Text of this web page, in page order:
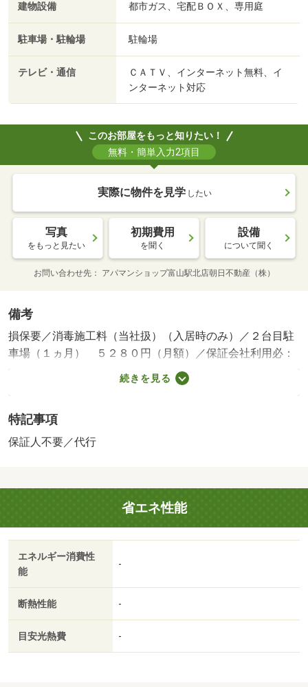
建物設備 都市ガス、宅配ＢＯＸ、専用庭
駐車場・駐輪場 駐輪場
テレビ・通信
ＣＡＴＶ、インターネット無料、イ
ンターネット対応
このお部屋をもっと知りたい！
無料・簡単入力2項目
実際に物件を見学 したい
写真
をもっと見たい
初期費用
を聞く
設備
について聞く
お問い合わせ先 アパマンショップ富山駅北店朝日不動産（株）
備考
損保要／消毒施工料（当社扱）（入居時のみ）／２台目駐
車場（１ヵ月） ５２８０円（月額）／保証会社利用必：
１０，０００円／入居時、以降は月額賃料の１％／毎月
（入居期間中）、他プラン有／［退去時費用 退去費用実
（退去時）６３８００円 火災保険加入義務有り 保証会
社：保証人代行サービス保証料・家賃集金サービス手数料
ステムキッチン／追焚機能浴室／温水洗浄便座／脱衣所／
洗面所独立／洗面化粧台／２口コンロ／駐輪場／宅配ボッ
クス／ＣＡＴＶ／礼金不要／対面式キッチン／全居室洋室
／保証人不要／敷金１ヶ月／２沿線利用可／専用庭／ネッ
ト使用料不要／床下収納／築２年以内／築３年以内／トイ
レ未使用／２駅利用可／築５年以内／都市ガス／洗面所に
（コンビニ）まで３１０ｍ／クスリのアオキ（ドラッグス
トア）まで３８４ｍ／Ｖ Ｄｒｕｇ（ドラッグストア）ま
で４２０ｍ／セブンイレブン（コンビニ）まで５３６ｍ／
続きを見る
特記事項
保証人不要／代行
省エネ性能
エネルギー消費性
能
-
断熱性能 -
目安光熱費 -